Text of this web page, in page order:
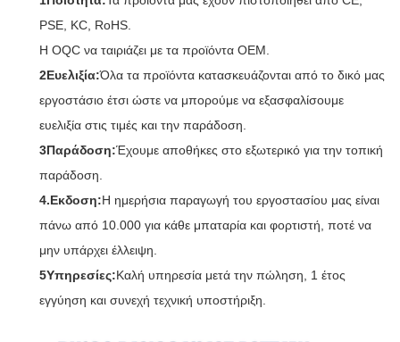
PSE, KC, RoHS.
Η OQC να ταιριάζει με τα προϊόντα OEM.
2Ευελιξία:Όλα τα προϊόντα κατασκευάζονται από το δικό μας
εργοστάσιο έτσι ώστε να μπορούμε να εξασφαλίσουμε
ευελιξία στις τιμές και την παράδοση.
3Παράδοση:Έχουμε αποθήκες στο εξωτερικό για την τοπική
παράδοση.
4.Εκδοση:Η ημερήσια παραγωγή του εργοστασίου μας είναι
πάνω από 10.000 για κάθε μπαταρία και φορτιστή, ποτέ να
μην υπάρχει έλλειψη.
5Υπηρεσίες:Καλή υπηρεσία μετά την πώληση, 1 έτος
εγγύηση και συνεχή τεχνική υποστήριξη.